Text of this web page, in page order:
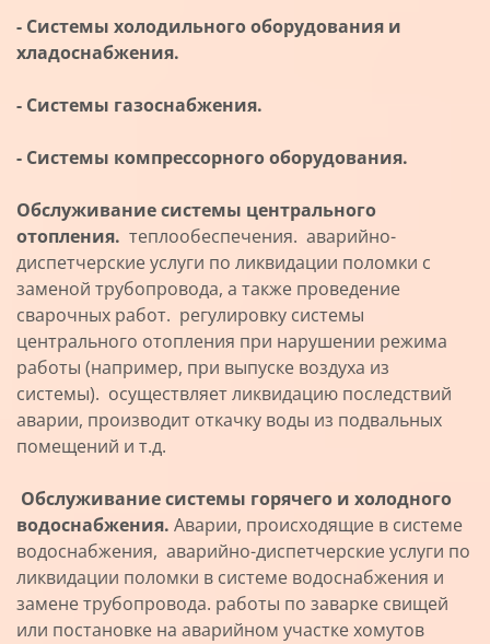
- Системы холодильного оборудования и
хладоснабжения.
- Системы газоснабжения.
- Системы компрессорного оборудования.
Обслуживание системы центрального
отопления. теплообеспечения. аварийно-
диспетчерские услуги по ликвидации поломки с
заменой трубопровода, а также проведение
сварочных работ. регулировку системы
центрального отопления при нарушении режима
работы (например, при выпуске воздуха из
системы). осуществляет ликвидацию последствий
аварии, производит откачку воды из подвальных
помещений и т.д.
Обслуживание системы горячего и холодного
водоснабжения. Аварии, происходящие в системе
водоснабжения, аварийно-диспетчерские услуги по
ликвидации поломки в системе водоснабжения и
замене трубопровода. работы по заварке свищей
или постановке на аварийном участке хомутов